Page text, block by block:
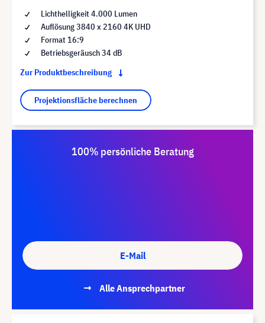
Lichthelligkeit 4.000 Lumen
Auflösung 3840 x 2160 4K UHD
Format 16:9
Betriebsgeräusch 34 dB
Zur Produktbeschreibung
Projektionsfläche berechnen
100% persönliche Beratung
E-Mail
Alle Ansprechpartner